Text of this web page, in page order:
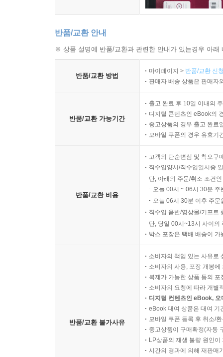
반품/교환 안내
※ 상품 설명에 반품/교환과 관련한 안내가 있는경우 아
반품/교환 방법
마이페이지 > 반품/교환 신
판매자 배송 상품은 판매자
반품/교환 가능기간
출고 완료 후 10일 이내의
디지털 콘텐츠인 eBook의
중고상품의 경우 출고 완료
모바일 쿠폰의 경우 유효기
반품/교환 비용
고객의 단순변심 및 착오구
직수입양서/직수입일서중
단, 아래의 주문/취소 조건
오늘 00시 ~ 06시 30분
오늘 06시 30분 이후 주
직수입 음반/영상물/기프트
단, 당일 00시~13시 사이의
박스 포장은 택배 배송이
반품/교환 불가사유
소비자의 책임 있는 사유로
소비자의 사용, 포장 개봉
복제가 가능한 상품 등의
소비자의 요청에 따라 개별
디지털 컨텐츠인 eBook,
eBook 대여 상품은 대여 기
모바일 쿠폰 등록 후 취소/
중고상품이 구매확정(자동
LP상품의 재생 불량 원인
시간의 경과에 의해 재판매